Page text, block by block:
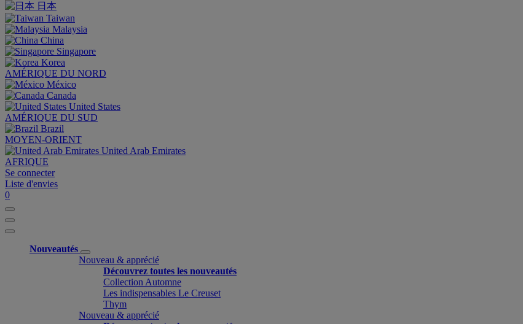
日本
Taiwan
Malaysia
China
Singapore
Korea
AMÉRIQUE DU NORD
México
Canada
United States
AMÉRIQUE DU SUD
Brazil
MOYEN-ORIENT
United Arab Emirates
AFRIQUE
Se connecter
Liste d'envies
0
Nouveautés
Nouveau & apprécié
Découvrez toutes les nouveautés
Collection Automne
Les indispensables Le Creuset
Thym
Nouveau & apprécié